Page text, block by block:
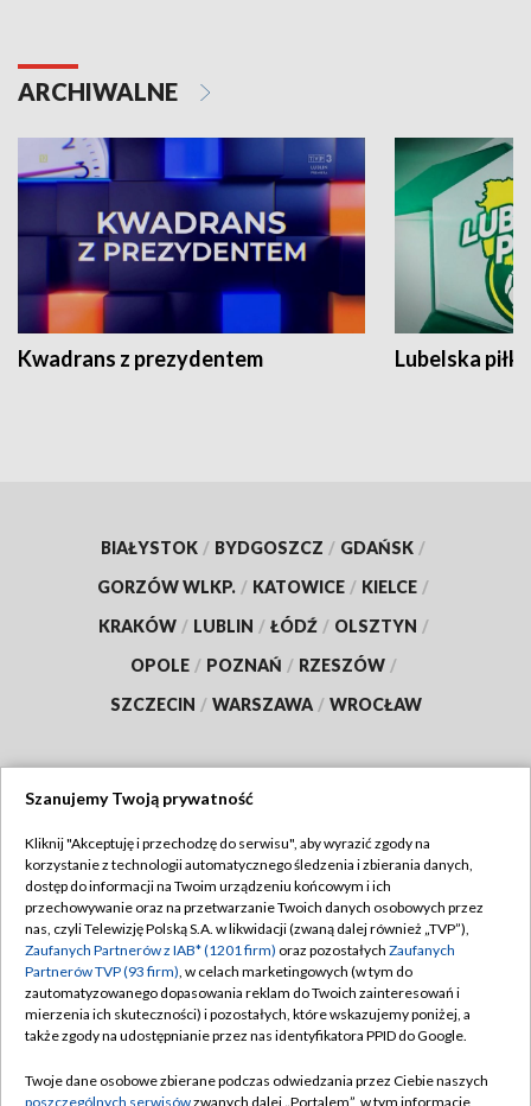
ARCHIWALNE
Kwadrans z prezydentem Lubelska piłka
BIAŁYSTOK / BYDGOSZCZ / GDAŃSK /
GORZÓW WLKP. / KATOWICE / KIELCE /
KRAKÓW / LUBLIN / ŁÓDŹ / OLSZTYN /
OPOLE / POZNAŃ / RZESZÓW /
SZCZECIN / WARSZAWA / WROCŁAW
TVP
Abonament TVP
Emisja w TVP
Centrum informacji TVP
Naziemna Telewizja Cyfrowa
Rada Programowa
Regulamin TVP
Polityka prywatności
Moje zgody
Pomoc
Szanujemy Twoją prywatność
Kliknij "Akceptuję i przechodzę do serwisu", aby wyrazić zgody na
korzystanie z technologii automatycznego śledzenia i zbierania danych,
dostęp do informacji na Twoim urządzeniu końcowym i ich
przechowywanie oraz na przetwarzanie Twoich danych osobowych przez
nas, czyli Telewizję Polską S.A. w likwidacji (zwaną dalej również „TVP”),
Zaufanych Partnerów z IAB* (1201 firm) oraz pozostałych Zaufanych
Partnerów TVP (93 firm), w celach marketingowych (w tym do
zautomatyzowanego dopasowania reklam do Twoich zainteresowań i
mierzenia ich skuteczności) i pozostałych, które wskazujemy poniżej, a
także zgody na udostępnianie przez nas identyfikatora PPID do Google.
Twoje dane osobowe zbierane podczas odwiedzania przez Ciebie naszych
poszczególnych serwisówzwanych dalej „Portalem”, w tym informacje